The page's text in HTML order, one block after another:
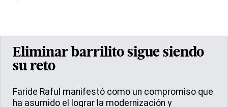
Eliminar barrilito sigue siendo
su reto
Faride Raful manifestó como un compromiso que
ha asumido el lograr la modernización y